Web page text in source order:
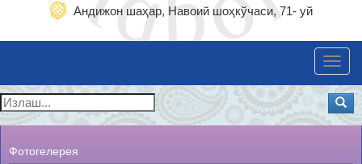
Андижон шаҳар, Навоий шоҳкўчаси, 71- уй
Фотогелерея